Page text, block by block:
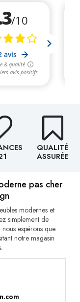
QUALITÉ
ASSURÉE
pas cher
modernes et
simplement de
espérons que
notre magasin